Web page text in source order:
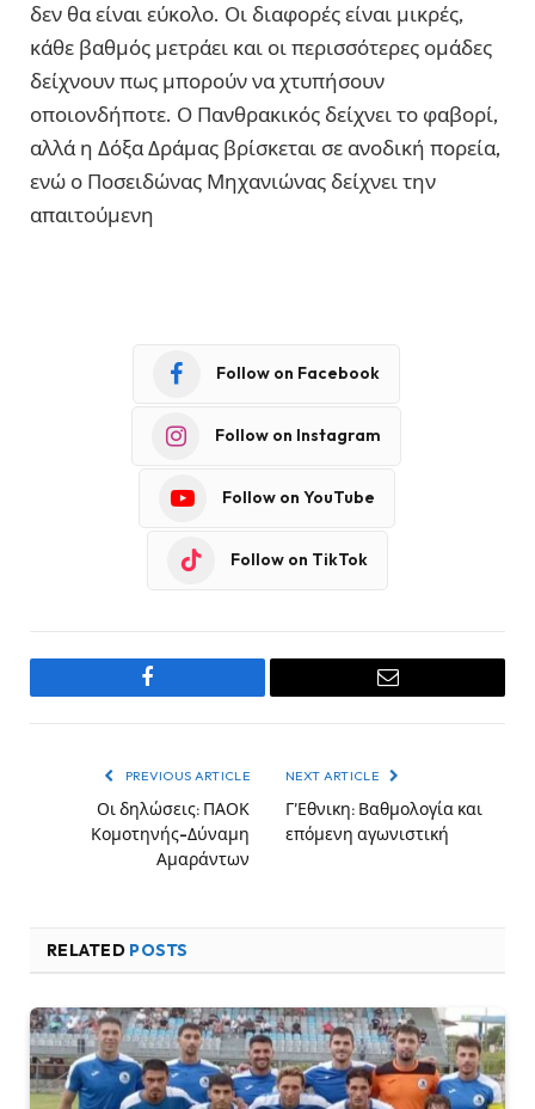
δεν θα είναι εύκολο. Οι διαφορές είναι μικρές,
κάθε βαθμός μετράει και οι περισσότερες ομάδες
δείχνουν πως μπορούν να χτυπήσουν
οποιονδήποτε. Ο Πανθρακικός δείχνει το φαβορί,
αλλά η Δόξα Δράμας βρίσκεται σε ανοδική πορεία,
ενώ ο Ποσειδώνας Μηχανιώνας δείχνει την
απαιτούμενη
Follow on Facebook
Follow on Instagram
Follow on YouTube
Follow on TikTok
Facebook Email
PREVIOUS ARTICLE
Οι δηλώσεις: ΠΑΟΚ
Κομοτηνής-Δύναμη
Αμαράντων
NEXT ARTICLE
Γ’Εθνικη: Βαθμολογία και
επόμενη αγωνιστική
RELATED POSTS